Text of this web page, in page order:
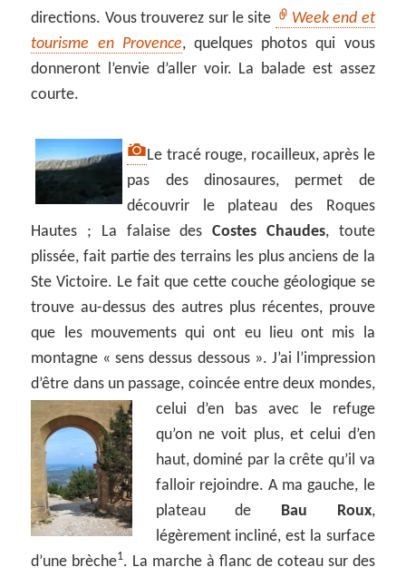
directions. Vous trouverez sur le site
Week end et
tourisme en Provence, quelques photos qui vous
donneront l’envie d’aller voir. La balade est assez
courte.
Le tracé rouge, rocailleux, après le
pas des dinosaures, permet de
découvrir le plateau des Roques
Hautes ; La falaise desCostes Chaudes, toute
plissée, fait partie des terrains les plus anciens de la
Ste Victoire. Le fait que cette couche géologique se
trouve au-dessus des autres plus récentes, prouve
que les mouvements qui ont eu lieu ont mis la
montagne « sens dessus dessous ». J’ai l’impression
d’être dans un passage, coincée entre deux mondes,
celuid’en bas avec le refuge
qu’on ne voit plus, et celui d’en
haut, dominé par la crête qu’il va
falloir rejoindre. A ma gauche, le
plateau de Bau Roux,
légèrement incliné, est la surface
d’une brèche1. La marche à flanc de coteau sur des